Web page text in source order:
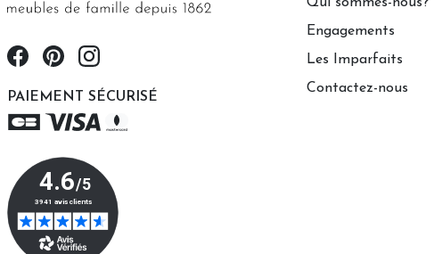
PAIEMENT SÉCURISÉ
Qui sommes-nous?
Engagements
Les Imparfaits
Contactez-nous